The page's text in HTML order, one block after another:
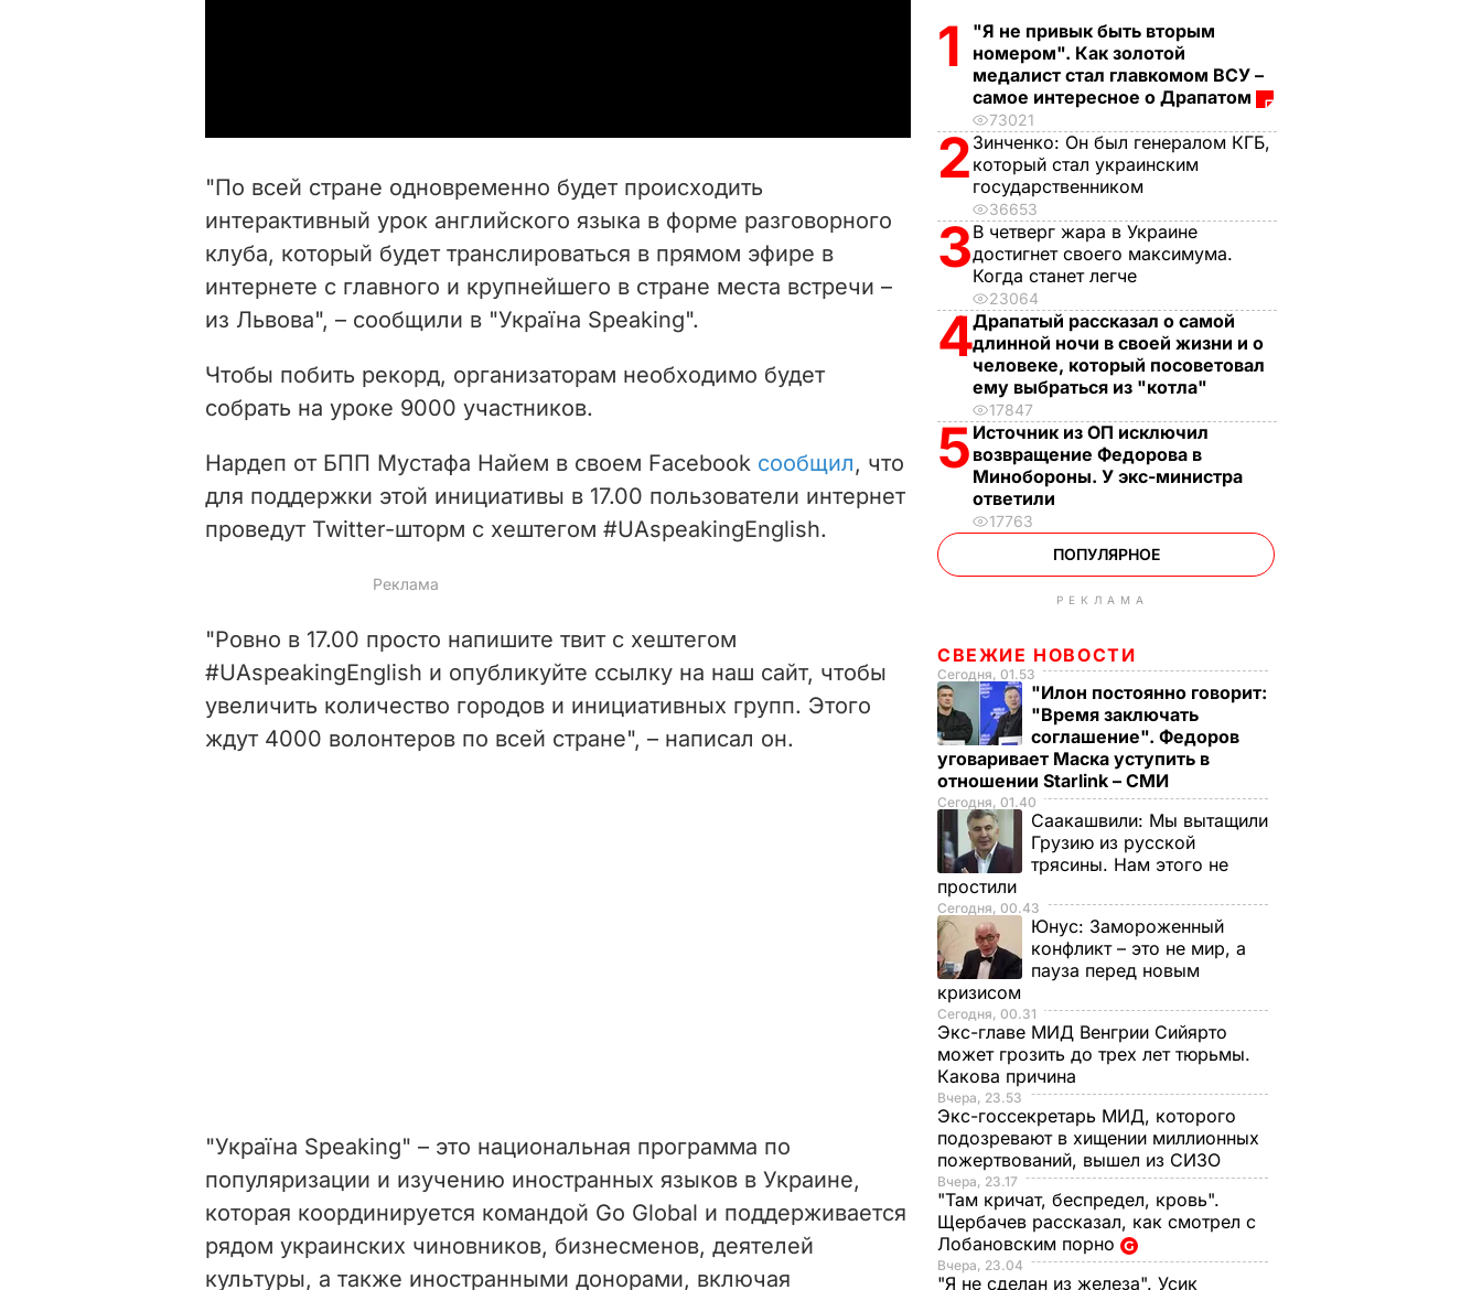
i
d
e
o
"По всей стране одновременно будет происходить
интерактивный урок английского языка в форме разговорного
клуба, который будет транслироваться в прямом эфире в
интернете с главного и крупнейшего в стране места встречи –
из Львова", – сообщили в "Україна Speaking".
Чтобы побить рекорд, организаторам необходимо будет
собрать на уроке 9000 участников.
Нардеп от БПП Мустафа Найем в своем Facebook сообщил, что
для поддержки этой инициативы в 17.00 пользователи интернет
проведут Twitter-шторм с хештегом #UAspeakingEnglish.
"Ровно в 17.00 просто напишите твит с хештегом
#UAspeakingEnglish и опубликуйте ссылку на наш сайт, чтобы
увеличить количество городов и инициативных групп. Этого
ждут 4000 волонтеров по всей стране", – написал он.
"Україна Speaking" – это национальная программа по
популяризации и изучению иностранных языков в Украине,
которая координируется командой Go Global и поддерживается
рядом украинских чиновников, бизнесменов, деятелей
культуры, а также иностранными донорами, включая
1
"Я не привык быть вторым
номером". Как золотой
медалист стал главкомом ВСУ –
самое интересное о Драпатом
73021
2 Зинченко: Он был генералом КГБ,
который стал украинским
государственником
36653
3В четверг жара в Украине
достигнет своего максимума.
Когда станет легче
23064
4Драпатый рассказал о самой
длинной ночи в своей жизни и о
человеке, который посоветовал
ему выбраться из "котла"
17847
5 Источник из ОП исключил
возвращение Федорова в
Минобороны. У экс-министра
ответили
17763
ПОПУЛЯРНОЕ
РЕКЛАМА
СВЕЖИЕ НОВОСТИ
Сегодня, 01.53
"Илон постоянно говорит:
"Время заключать
соглашение". Федоров
уговаривает Маска уступить в
отношении Starlink – СМИ
Сегодня, 01.40
Саакашвили: Мы вытащили
Грузию из русской
трясины. Нам этого не
простили
Сегодня, 00.43
Юнус: Замороженный
конфликт – это не мир, а
пауза перед новым
кризисом
Сегодня, 00.31
Экс-главе МИД Венгрии Сийярто
может грозить до трех лет тюрьмы.
Какова причина
Вчера, 23.53
Экс-госсекретарь МИД, которого
подозревают в хищении миллионных
пожертвований, вышел из СИЗО
Вчера, 23.17
"Там кричат, беспредел, кровь".
Щербачев рассказал, как смотрел с
Лобановским порно
Вчера, 23.04
"Я не сделан из железа". Усик